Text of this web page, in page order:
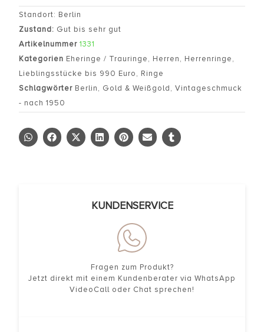
Standort: Berlin
Zustand: Gut bis sehr gut
Artikelnummer 1331
Kategorien Eheringe / Trauringe, Herren, Herrenringe,
Lieblingsstücke bis 990 Euro, Ringe
Schlagwörter Berlin, Gold & Weißgold, Vintageschmuck
- nach 1950
KUNDENSERVICE
Fragen zum Produkt?
Jetzt direkt mit einem Kundenberater via WhatsApp
VideoCall oder Chat sprechen!